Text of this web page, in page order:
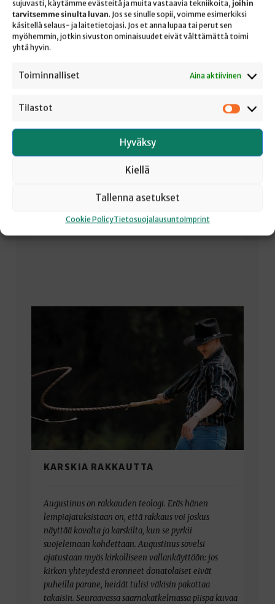
sujuvasti, käytämme evästeitä ja muita vastaavia tekniikoita, joihin
tarvitsemme sinulta luvan. Jos se sinulle sopii, voimme esimerkiksi
käsitellä selaus- ja laitetietojasi. Jos et anna lupaa tai perut sen
myöhemmin, jotkin sivuston ominaisuudet eivät välttämättä toimi
yhtä hyvin.
Toiminnalliset Aina aktiivinen
Tilastot
Tilastot
Hyväksy
Kiellä
Tallenna asetukset
Cookie PolicyTietosuojalausuntoImprint
VOITTAJANA MAALISSA
Kor. 9:24–27 RAAKA PELI RANUALLA Silloin kun
enemmän, joku vähemmän, joku surffaili kokeesta
viimeisellä luokalla me takapulpetin pojat aloimme
joulukuussa tajuta, että ai niin, mitäs sitä elämällään
tekisi. En muista, että olisin koskaan murehtinut tai
KARSKIA RAKKAUTTA
Augustinus on rakkauden teologi. Eräs hänen
lempiajatuksistaan on, että rakkaus voi joskus
näyttää kovalta ja karskilta, kun se pyrkii
suojelemaan kohdettaan. Augustinus sovelsi
ajatustaan myös kirkolliseen vallankäyttöön: jos
kirkon yhteydestä eronneet donatolaiset eivät
puheilla parane, heidät tulisi väkisin pakottaa
takaisin. Seuraavassa saarnakatkelmassa piispa kuvaa